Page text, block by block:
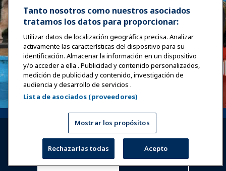
Tanto nosotros como nuestros asociados
tratamos los datos para proporcionar:
Utilizar datos de localización geográfica precisa. Analizar
activamente las características del dispositivo para su
identificación. Almacenar la información en un dispositivo
y/o acceder a ella . Publicidad y contenido personalizados,
medición de publicidad y contenido, investigación de
audiencia y desarrollo de servicios .
Lista de asociados (proveedores)
Mostrar los propósitos
Rechazarlas todas Acepto